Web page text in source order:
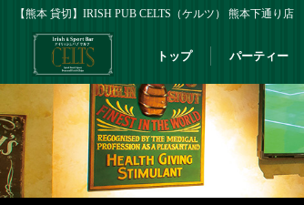
【熊本 貸切】IRISH PUB CELTS（ケルツ） 熊本下通り店
トップ パーティー